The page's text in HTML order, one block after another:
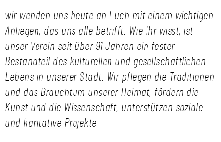
wir wenden uns heute an Euch mit einem wichtigen
Anliegen, das uns alle betrifft. Wie Ihr wisst, ist
unser Verein seit über 91 Jahren ein fester
Bestandteil des kulturellen und gesellschaftlichen
Lebens in unserer Stadt. Wir pflegen die Traditionen
und das Brauchtum unserer Heimat, fördern die
Kunst und die Wissenschaft, unterstützen soziale
und karitative Projekte